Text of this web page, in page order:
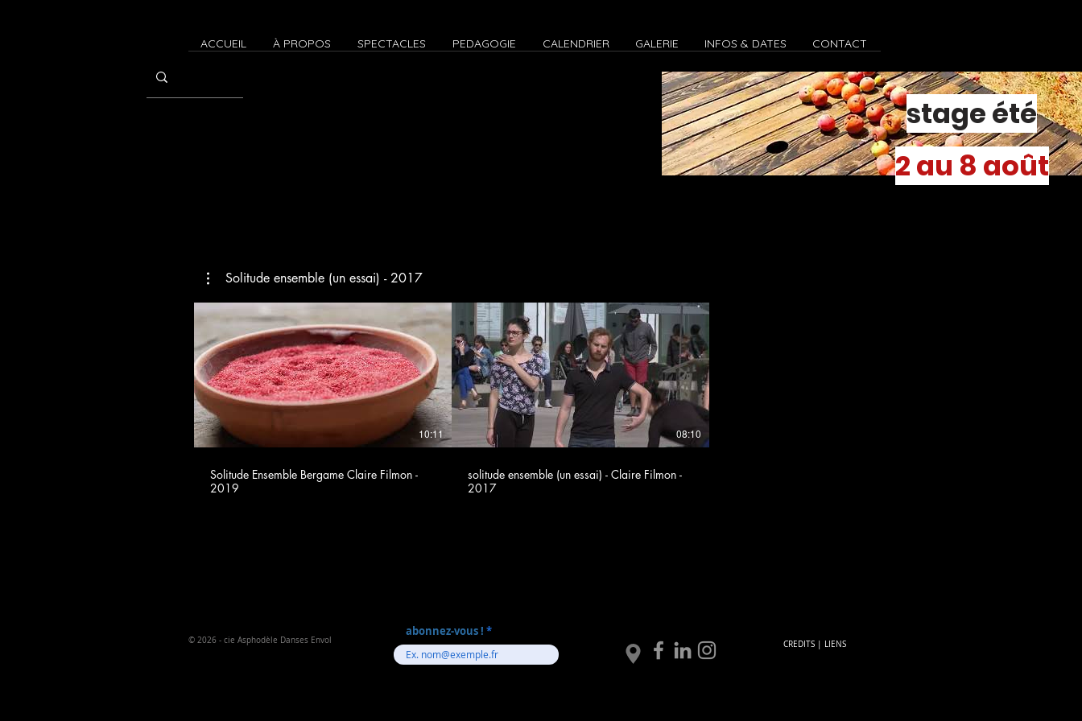
ACCUEIL À PROPOS SPECTACLES PEDAGOGIE CALENDRIER GALERIE INFOS & DATES CONTACT
stage été
2 au 8 août
Solitude ensemble (un essai) - 2017
10:11
Solitude Ensemble Bergame Claire Filmon -
2019
08:10
solitude ensemble (un essai) - Claire Filmon -
2017
© 2026 - cie Asphodèle Danses Envol
abonnez-vous !
CREDITS | LIENS